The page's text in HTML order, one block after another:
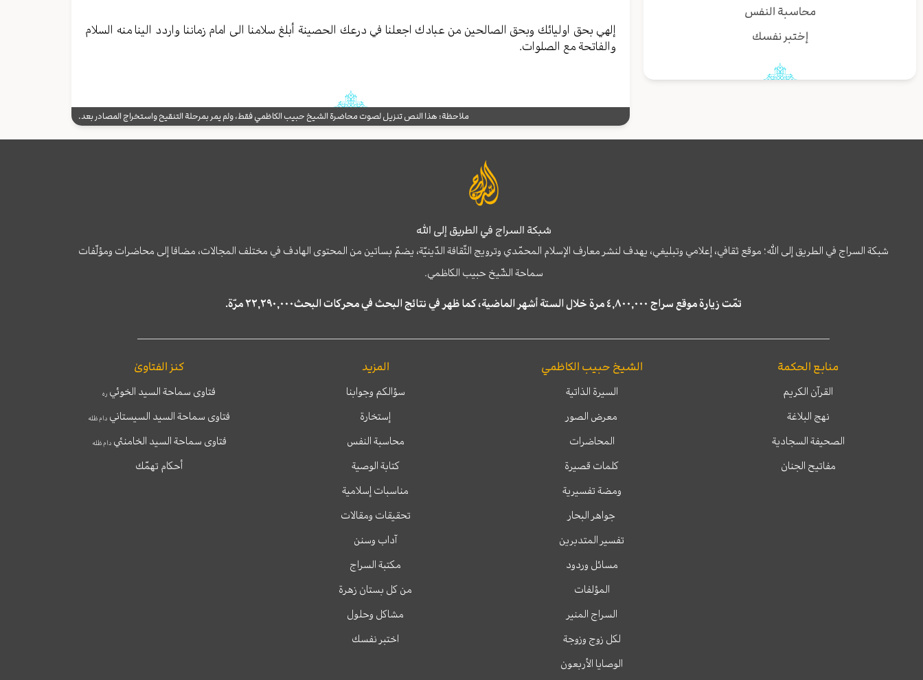
محاسبة النفس
إختبر نفسك
إلهي بحق اولیائك وبحق الصالحین من عبادك اجعلنا في درعك الحصینة أبلغ سلامنا الی امام زماننا واردد الینا منه السلام
والفاتحة مع الصلوات.
ملاحظة: هذا النص تنزيل لصوت محاضرة الشيخ حبيب الكاظمي فقط، ولم يمر بمرحلة التنقيح واستخراج المصادر بعد.
شبكة السراج في الطريق إلى الله
شبكة السراج في الطريق إلى الله؛ موقع ثقافي، إعلامي وتبليغي، يهدف لنشر معارف الإسلام المحمّدي وترويج الثّقافة الدّينيّة، يضمّ بساتين من المحتوى الهادف في مختلف المجالات، مضافا إلى محاضرات ومؤلّفات
سماحة الشّيخ حبيب الكاظمي.
تمّت زيارة موقع سراج ٤,٨٠٠,٠٠٠ مرة خلال الستة أشهر الماضية، كما ظهر في نتائج البحث في محركات البحث٢٢,٢٩٠,٠٠٠ مرّة.
منابع الحكمة
القرآن الكريم
نهج البلاغة
الصحيفة السجادية
مفاتيح الجنان
الشيخ حبيب الكاظمي
السيرة الذاتية
معرض الصور
المحاضرات
كلمات قصيرة
ومضة تفسيرية
جواهر البحار
تفسير المتدبرين
مسائل وردود
المؤلفات
السراج المنير
لكل زوج وزوجة
الوصايا الأربعون
المزيد
سؤالكم وجوابنا
إستخارة
محاسبة النفس
كتابة الوصية
مناسبات إسلامية
تحقيقات ومقالات
آداب وسنن
مكتبة السراج
من كل بستان زهرة
مشاكل وحلول
اختبر نفسك
كنز الفتاوىٰ
فتاوى سماحة السيد الخوئي ره
فتاوى سماحة السيد السيستاني دام ظله
فتاوى سماحة السيد الخامنئيدام ظله
أحكام تهمّك